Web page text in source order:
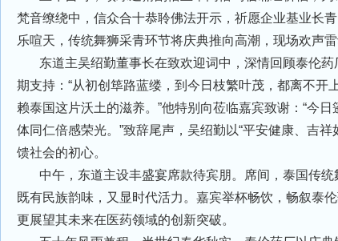
梵音缭绕中，信众合十恭聆佛法开示，祈愿企业基业长
乐喧天，传统舞狮采青环节将庆典推向高潮，现场欢声
东道主吴绍勤董事长在致欢迎词中，深情回顾泰伦
期支持：“从初创筚路蓝缕，到今日枝繁叶茂，都离不开
赖泰国这片沃土的滋养。”他特别向莅临嘉宾致谢：“今
体同仁倍感荣光。”致辞尾声，吴绍勤以“平安健康、吉祥
馈社会的初心。
中午，东道主设丰盛宴席款待宾朋。席间，泰国传统
既有民族韵味，又显时代活力。嘉宾举杯畅饮，畅叙泰
更展望其未来在医药领域的创新突破。